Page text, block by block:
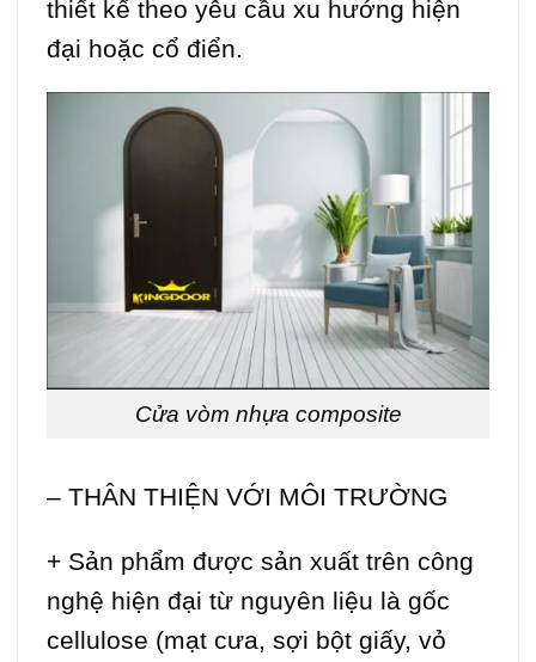
thiết kế theo yêu cầu xu hướng hiện
đại hoặc cổ điển.
Cửa vòm nhựa composite
– THÂN THIỆN VỚI MÔI TRƯỜNG
+ Sản phẩm được sản xuất trên công
nghệ hiện đại từ nguyên liệu là gốc
cellulose (mạt cưa, sợi bột giấy, vỏ